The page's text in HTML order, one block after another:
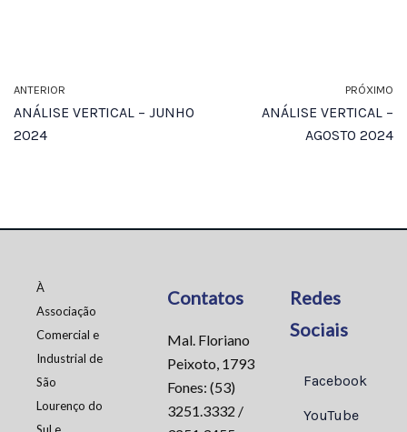
ANTERIOR
ANÁLISE VERTICAL – JUNHO
2024
PRÓXIMO
ANÁLISE VERTICAL –
AGOSTO 2024
À
Associação
Comercial e
Industrial de
São
Lourenço do
Contatos
Mal. Floriano
Peixoto, 1793
Fones: (53)
3251.3332 /
Redes
Sociais
Facebook
YouTube